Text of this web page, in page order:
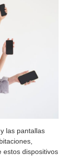
las pantallas
estos dispositivos